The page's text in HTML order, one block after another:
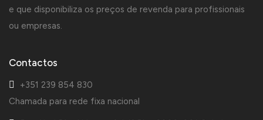
e que disponibiliza os preços de revenda para profissionais
ou empresas.
Contactos
+351 239 854 830
Chamada para rede fixa nacional